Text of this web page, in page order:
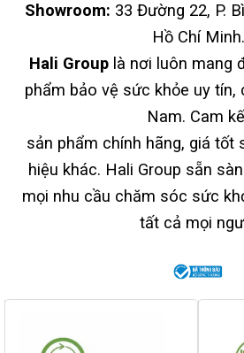
Showroom: 33 Đường 22, P.
Hồ Chí Minh.
Hali Group là nơi luôn mang
phẩm bảo vệ sức khỏe uy tín,
Nam. Cam
sản phẩm chính hãng, giá tốt
hiệu khác. Hali Group sẵn
mọi nhu cầu chăm sóc sức
tất cả mọi